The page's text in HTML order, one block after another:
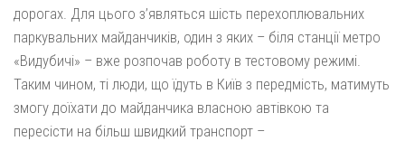
дорогах. Для цього з’являться шість перехоплювальних
паркувальних майданчиків, один з яких – біля станції метро
«Видубичі» – вже розпочав роботу в тестовому режимі.
Таким чином, ті люди, що їдуть в Київ з передмість, матимуть
змогу доїхати до майданчика власною автівкою та
пересісти на більш швидкий транспорт –